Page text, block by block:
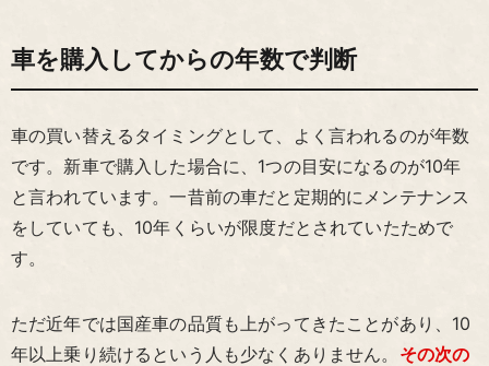
車を購入してからの年数で判断
車の買い替えるタイミングとして、よく言われるのが年数
です。新車で購入した場合に、1つの目安になるのが10年
と言われています。一昔前の車だと定期的にメンテナンス
をしていても、10年くらいが限度だとされていたためで
す。
ただ近年では国産車の品質も上がってきたことがあり、10
年以上乗り続けるという人も少なくありません。 その次の